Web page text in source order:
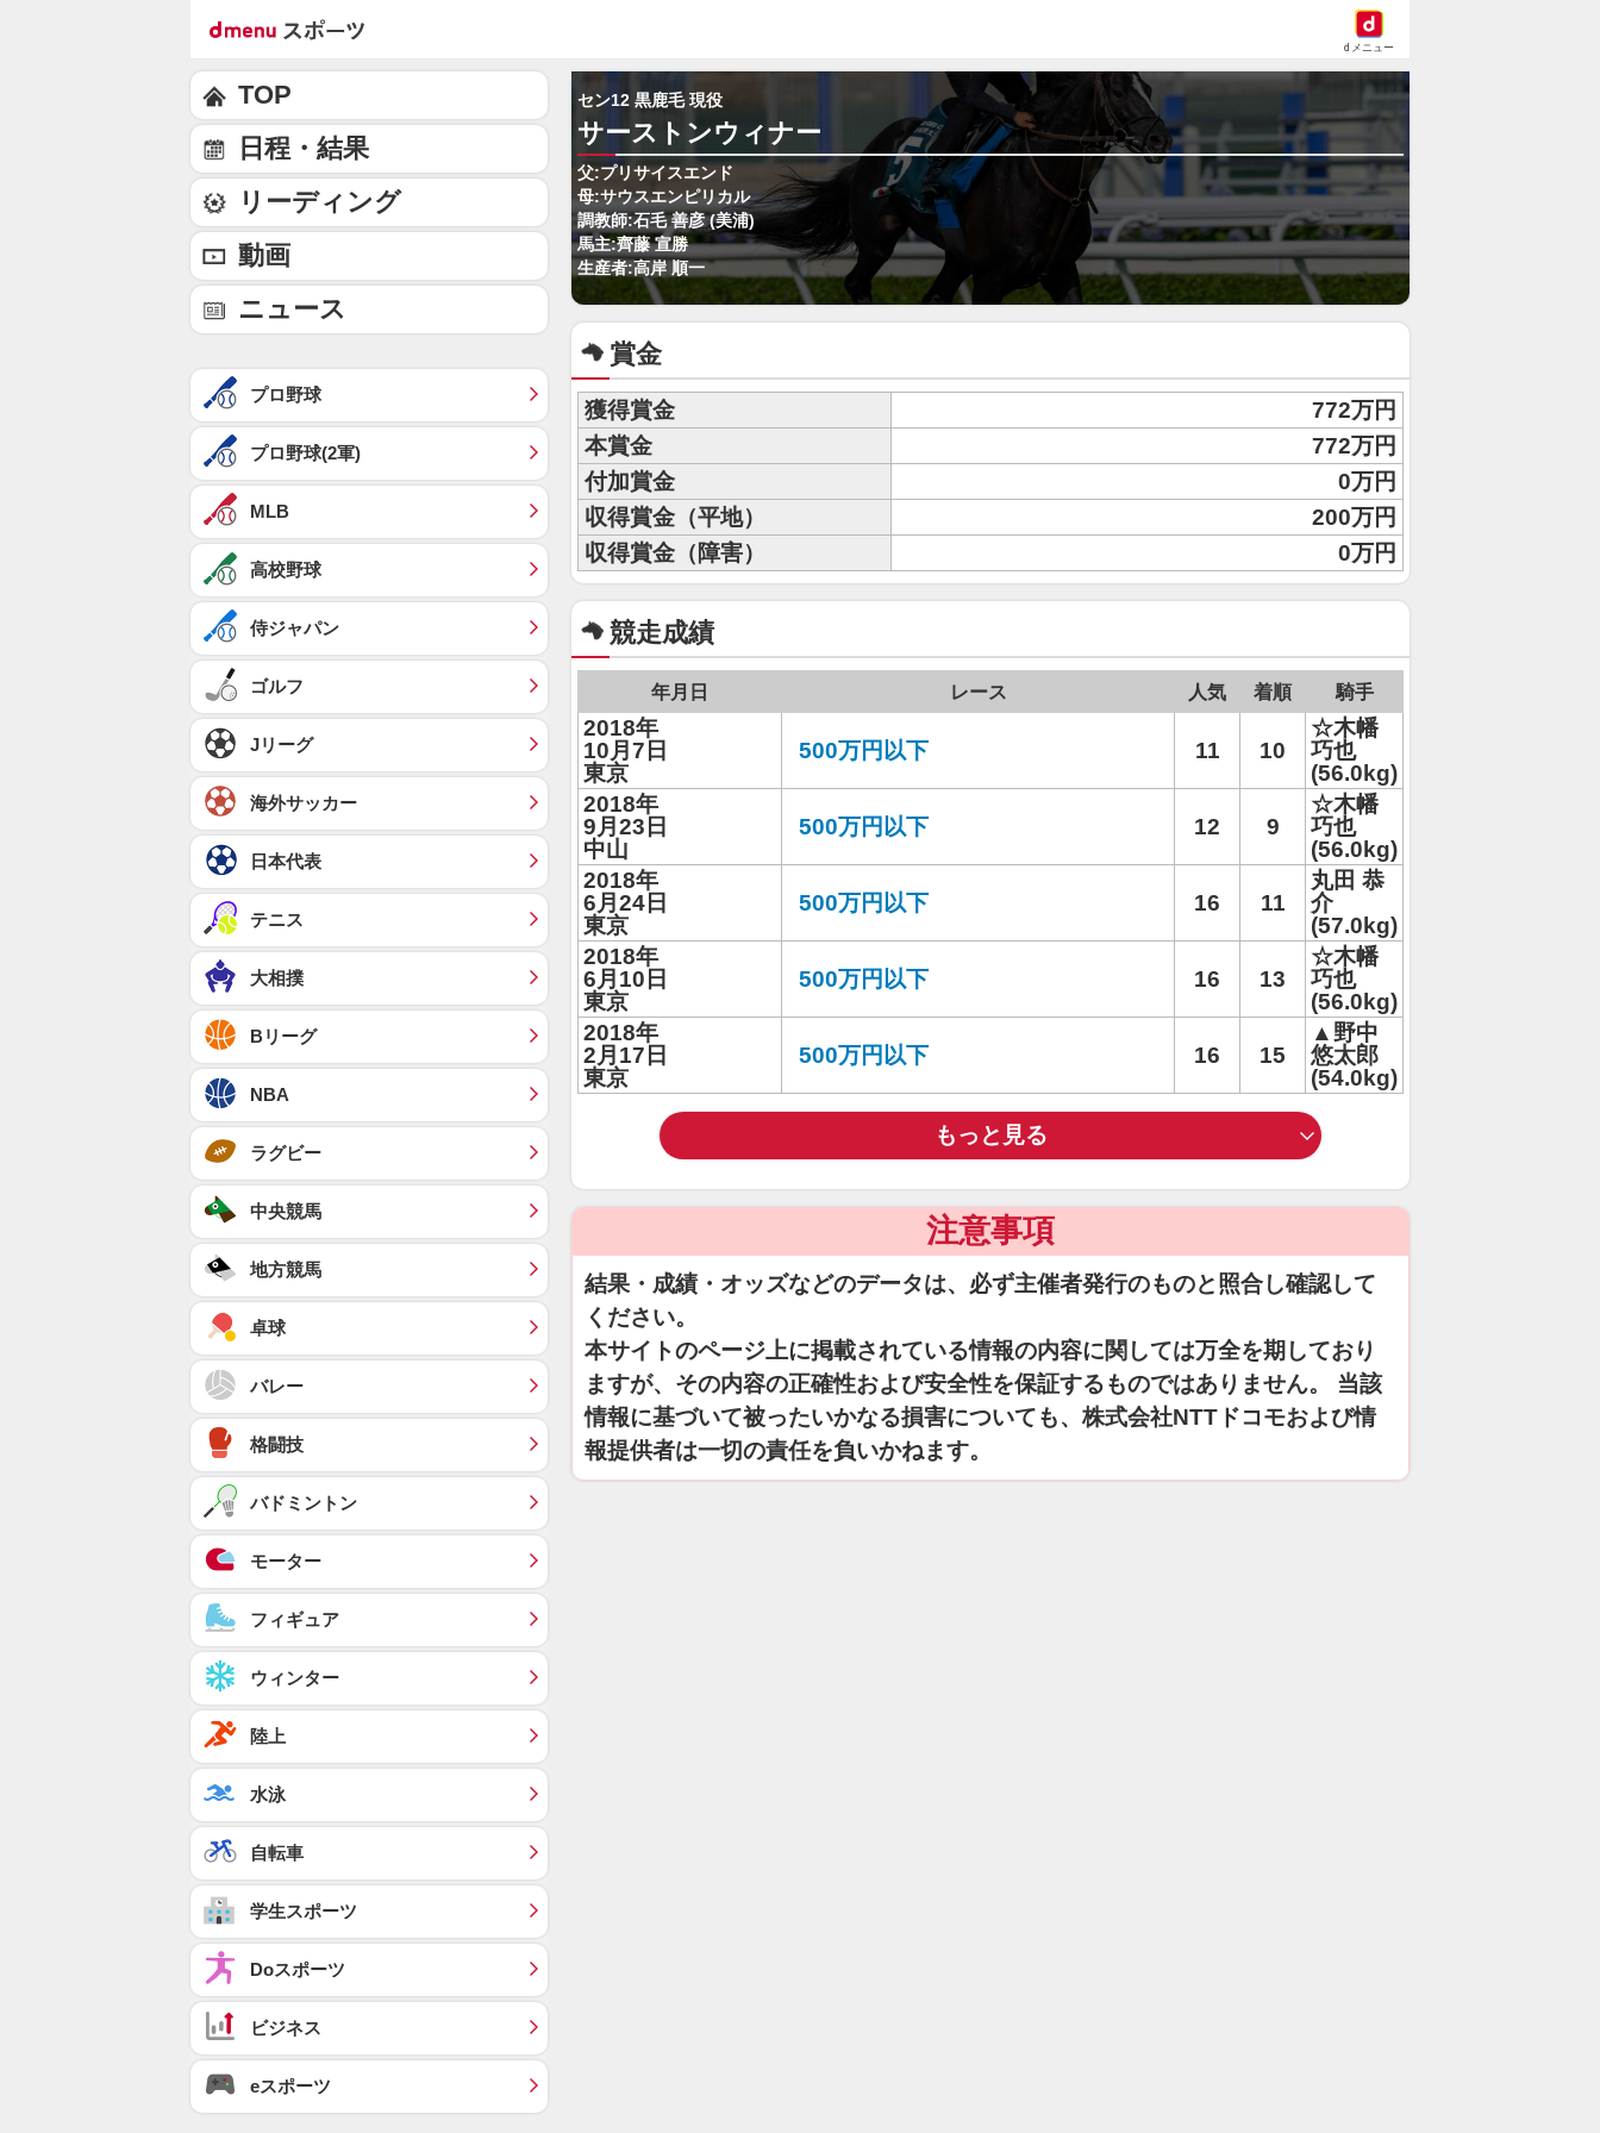
dメニュー
セン12 黒鹿毛 現役
サーストンウィナー
父:プリサイスエンド
母:サウスエンピリカル
調教師:石毛 善彦 (美浦)
馬主:齊藤 宣勝
生産者:高岸 順一
賞金
獲得賞金
772万円
本賞金
772万円
付加賞金
0万円
収得賞金（平地）
200万円
収得賞金（障害）
0万円
競走成績
年月日 レース 人気 着順 騎手
2018年
10月7日
東京
500万円以下 11 10
☆木幡
巧也
(56.0kg)
2018年
9月23日
中山
500万円以下 12 9
☆木幡
巧也
(56.0kg)
2018年
6月24日
東京
500万円以下 16 11
丸田 恭
介
(57.0kg)
2018年
6月10日
東京
500万円以下 16 13
☆木幡
巧也
(56.0kg)
2018年
2月17日
東京
500万円以下 16 15
▲野中
悠太郎
(54.0kg)
もっと見る
注意事項
結果・成績・オッズなどのデータは、必ず主催者発行のものと照合し確認して
ください。
本サイトのページ上に掲載されている情報の内容に関しては万全を期しており
ますが、その内容の正確性および安全性を保証するものではありません。 当該
情報に基づいて被ったいかなる損害についても、株式会社NTTドコモおよび情
報提供者は一切の責任を負いかねます。
TOP
日程・結果
リーディング
動画
ニュース
プロ野球
プロ野球(2軍)
MLB
高校野球
侍ジャパン
ゴルフ
Jリーグ
海外サッカー
日本代表
テニス
大相撲
Bリーグ
NBA
ラグビー
中央競馬
地方競馬
卓球
バレー
格闘技
バドミントン
モーター
フィギュア
ウィンター
陸上
水泳
自転車
学生スポーツ
Doスポーツ
ビジネス
eスポーツ